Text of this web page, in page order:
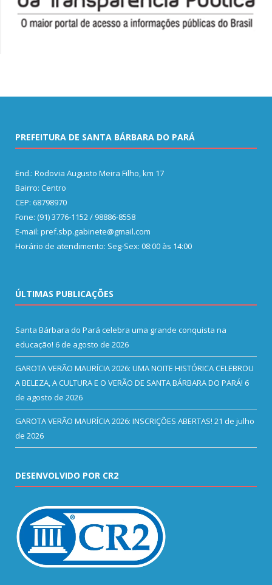
PREFEITURA DE SANTA BÁRBARA DO PARÁ
End.: Rodovia Augusto Meira Filho, km 17
Bairro: Centro
CEP: 68798970
Fone: (91) 3776-1152 / 98886-8558
E-mail: pref.sbp.gabinete@gmail.com
Horário de atendimento: Seg-Sex: 08:00 às 14:00
ÚLTIMAS PUBLICAÇÕES
Santa Bárbara do Pará celebra uma grande conquista na
educação! 6 de agosto de 2026
GAROTA VERÃO MAURÍCIA 2026: UMA NOITE HISTÓRICA CELEBROU
A BELEZA, A CULTURA E O VERÃO DE SANTA BÁRBARA DO PARÁ! 6
de agosto de 2026
GAROTA VERÃO MAURÍCIA 2026: INSCRIÇÕES ABERTAS! 21 de julho
de 2026
DESENVOLVIDO POR CR2